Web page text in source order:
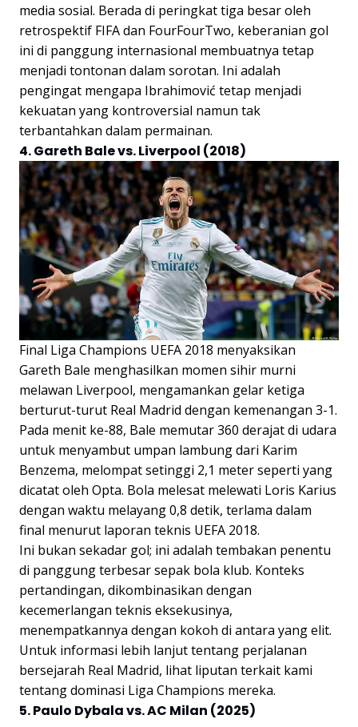
media sosial. Berada di peringkat tiga besar oleh
retrospektif FIFA dan FourFourTwo, keberanian gol
ini di panggung internasional membuatnya tetap
menjadi tontonan dalam sorotan. Ini adalah
pengingat mengapa Ibrahimović tetap menjadi
kekuatan yang kontroversial namun tak
terbantahkan dalam permainan.
4. Gareth Bale vs. Liverpool (2018)
Final Liga Champions UEFA 2018 menyaksikan
Gareth Bale menghasilkan momen sihir murni
melawan Liverpool, mengamankan gelar ketiga
berturut-turut Real Madrid dengan kemenangan 3-1.
Pada menit ke-88, Bale memutar 360 derajat di udara
untuk menyambut umpan lambung dari Karim
Benzema, melompat setinggi 2,1 meter seperti yang
dicatat oleh Opta. Bola melesat melewati Loris Karius
dengan waktu melayang 0,8 detik, terlama dalam
final menurut laporan teknis UEFA 2018.
Ini bukan sekadar gol; ini adalah tembakan penentu
di panggung terbesar sepak bola klub. Konteks
pertandingan, dikombinasikan dengan
kecemerlangan teknis eksekusinya,
menempatkannya dengan kokoh di antara yang elit.
Untuk informasi lebih lanjut tentang perjalanan
bersejarah Real Madrid, lihat liputan terkait kami
tentang dominasi Liga Champions mereka.
5. Paulo Dybala vs. AC Milan (2025)